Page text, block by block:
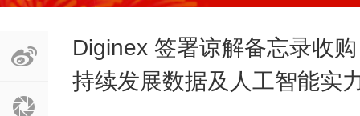
Diginex 签署谅解备忘录收
持续发展数据及人工智能实